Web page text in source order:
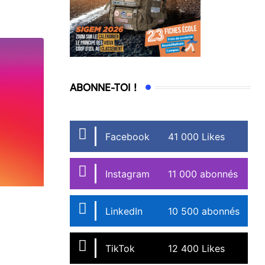
ABONNE-TOI !
Facebook 41 000 Likes
Instagram 11 000 abonnés
LinkedIn 10 500 abonnés
TikTok 12 400 Likes